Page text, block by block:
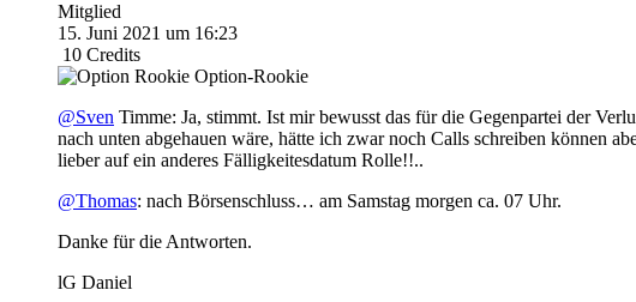
Mitglied
15. Juni 2021 um 16:23
10 Credits
Option-Rookie
@Sven Timme: Ja, stimmt. Ist mir bewusst das für die Gegenpartei der
nach unten abgehauen wäre, hätte ich zwar noch Calls schreiben können
lieber auf ein anderes Fälligkeitesdatum Rolle!!..
@Thomas: nach Börsenschluss… am Samstag morgen ca. 07 Uhr.
Danke für die Antworten.
lG Daniel